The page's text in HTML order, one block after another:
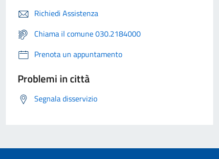
Richiedi Assistenza
Chiama il comune 030.2184000
Prenota un appuntamento
Problemi in città
Segnala disservizio